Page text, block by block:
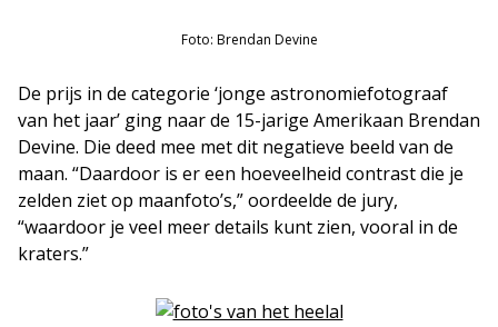
Foto: Brendan Devine
De prijs in de categorie ‘jonge astronomiefotograaf
van het jaar’ ging naar de 15-jarige Amerikaan Brendan
Devine. Die deed mee met dit negatieve beeld van de
maan. “Daardoor is er een hoeveelheid contrast die je
zelden ziet op maanfoto’s,” oordeelde de jury,
“waardoor je veel meer details kunt zien, vooral in de
kraters.”